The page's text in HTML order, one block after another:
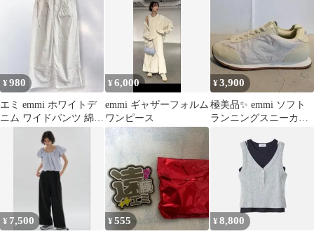
¥980
エミ emmi ホワイトデ
ニム ワイドパンツ 綿
100% シンプル《c364
¥6,000
emmi ギャザーフォルム
ワンピース
¥3,900
極美品✨️ emmi ソフト
ランニングスニーカー
¥ 7,500 ¥555 ¥8,800